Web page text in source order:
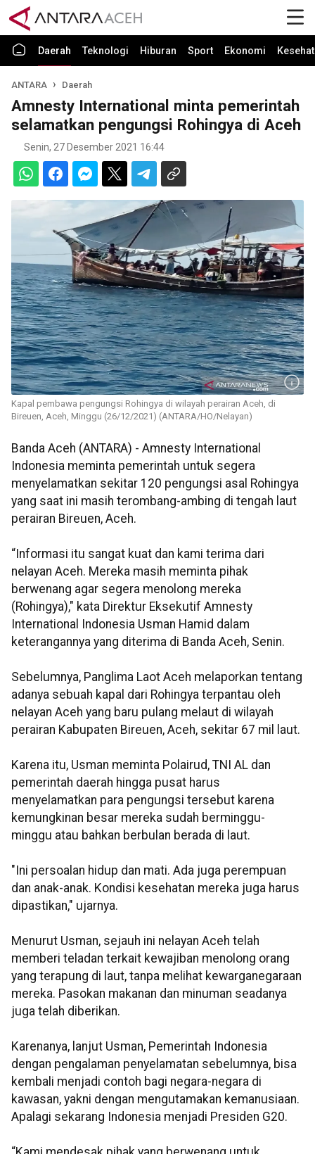
Daerah Teknologi Hiburan Sport Ekonomi
ANTARA Daerah
Amnesty International minta pemerintah
selamatkan pengungsi Rohingya di Aceh
Senin, 27 Desember 2021 16:44
Kapal pembawa pengungsi Rohingya di wilayah perairan Aceh, di
Bireuen, Aceh, Minggu (26/12/2021) (ANTARA/HO/Nelayan)
Banda Aceh (ANTARA) - Amnesty International
Indonesia meminta pemerintah untuk segera
menyelamatkan sekitar 120 pengungsi asal Rohingya
yang saat ini masih terombang-ambing di tengah laut
perairan Bireuen, Aceh.
“Informasi itu sangat kuat dan kami terima dari
nelayan Aceh. Mereka masih meminta pihak
berwenang agar segera menolong mereka
(Rohingya)," kata Direktur Eksekutif Amnesty
International Indonesia Usman Hamid dalam
keterangannya yang diterima di Banda Aceh, Senin.
Sebelumnya, Panglima Laot Aceh melaporkan tentang
adanya sebuah kapal dari Rohingya terpantau oleh
nelayan Aceh yang baru pulang melaut di wilayah
perairan Kabupaten Bireuen, Aceh, sekitar 67 mil laut.
Karena itu, Usman meminta Polairud, TNI AL dan
pemerintah daerah hingga pusat harus
menyelamatkan para pengungsi tersebut karena
kemungkinan besar mereka sudah berminggu-
minggu atau bahkan berbulan berada di laut.
"Ini persoalan hidup dan mati. Ada juga perempuan
dan anak-anak. Kondisi kesehatan mereka juga harus
dipastikan," ujarnya.
Menurut Usman, sejauh ini nelayan Aceh telah
memberi teladan terkait kewajiban menolong orang
yang terapung di laut, tanpa melihat kewarganegaraan
mereka. Pasokan makanan dan minuman seadanya
juga telah diberikan.
Karenanya, lanjut Usman, Pemerintah Indonesia
dengan pengalaman penyelamatan sebelumnya, bisa
kembali menjadi contoh bagi negara-negara di
kawasan, yakni dengan mengutamakan kemanusiaan.
Apalagi sekarang Indonesia menjadi Presiden G20.